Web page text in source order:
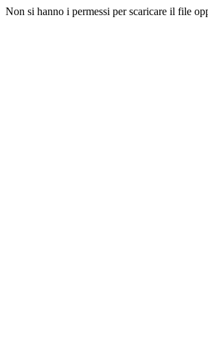
Non si hanno i permessi per scaricare il file